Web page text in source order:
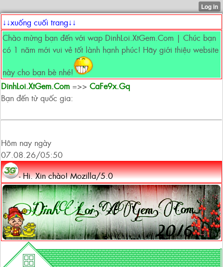
↓↓xuống cuối trang↓↓
Chào mừng bạn đến với wap DinhLoi.XtGem.Com | Chúc bạn
có 1 năm mới vui vẻ tốt lành hạnh phúc! Hãy giới thiệu website
này cho bạn bè nhé!
DinhLoi.XtGem.Com =>> CaFe9x.Gq
Bạn đến từ quốc gia:
Hôm nay ngày
07.08.26/05:50
- Hi. Xin chào! Mozilla/5.0
.